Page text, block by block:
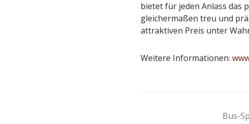
bietet für jeden Anlass das
gleichermaßen treu und
attraktiven Preis unter
Weitere Informationen:
Bus-